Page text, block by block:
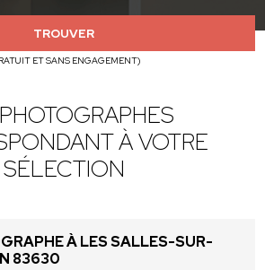
TROUVER
ET SANS ENGAGEMENT)
À VOTRE
SÉLECTION
À LES SALLES-SUR-
83630